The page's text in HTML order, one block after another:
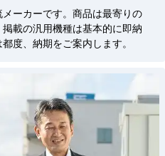
ーカーです。商品は最寄りの
載の汎用機種は基本的に即納
度、納期をご案内します。